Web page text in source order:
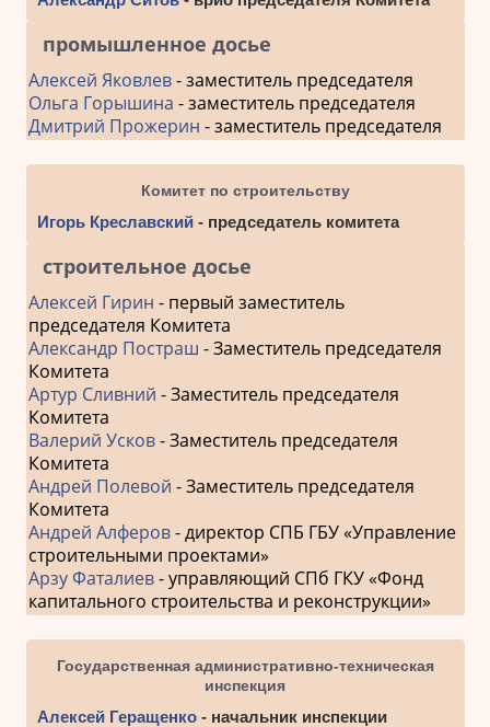
промышленное досье
Алексей Яковлев- заместитель председателя
Ольга Горышина - заместитель председателя
Дмитрий Прожерин - заместитель председателя
Комитет по строительству
Игорь Креславский - председатель комитета
строительное досье
Алексей Гирин - первый заместитель
председателя Комитета
Александр Постраш - Заместитель председателя
Комитета
Артур Сливний - Заместитель председателя
Комитета
Валерий Усков- Заместитель председателя
Комитета
Андрей Полевой - Заместитель председателя
Комитета
Андрей Алферов- директор СПБ ГБУ «Управление
строительными проектами»
Арзу Фаталиев- управляющий СПб ГКУ «Фонд
капитального строительства и реконструкции»
Государственная административно-техническая
инспекция
Алексей Геращенко- начальник инспекции